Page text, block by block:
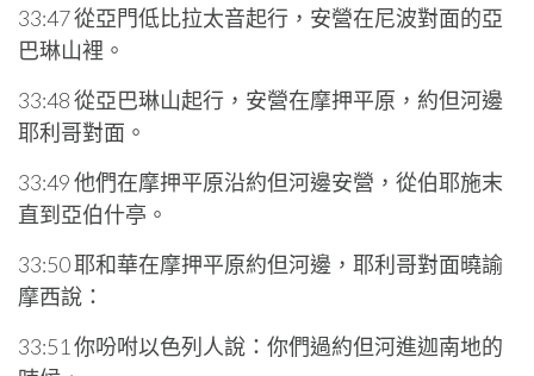
33:47 從亞門低比拉太音起行，安營在尼波對面的亞
巴琳山裡。
33:48 從亞巴琳山起行，安營在摩押平原，約但河邊
耶利哥對面。
33:49 他們在摩押平原沿約但河邊安營，從伯耶施末
直到亞伯什亭。
33:50 耶和華在摩押平原約但河邊，耶利哥對面曉諭
摩西說：
33:51 你吩咐以色列人說：你們過約但河進迦南地的